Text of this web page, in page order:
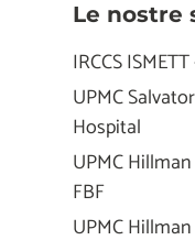
Le nostre
IRCCS
UPMC
Hospital
UPMC
FBF
UPMC